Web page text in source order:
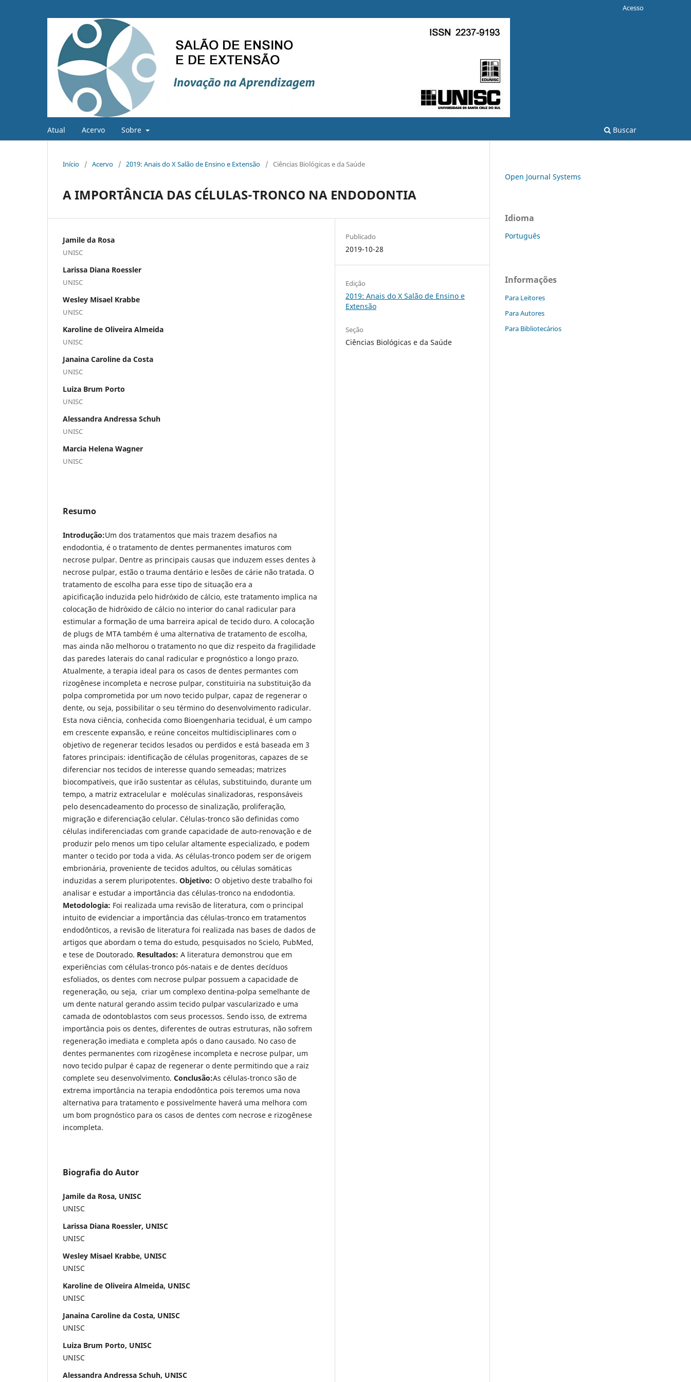
Atual Acervo Sobre Buscar
Acesso
Início / Acervo / 2019: Anais do X Salão de Ensino e Extensão / Ciências Biológicas e da Saúde
A IMPORTÂNCIA DAS CÉLULAS-TRONCO NA ENDODONTIA
Jamile da Rosa
UNISC
Larissa Diana Roessler
UNISC
Wesley Misael Krabbe
UNISC
Karoline de Oliveira Almeida
UNISC
Janaina Caroline da Costa
UNISC
Luiza Brum Porto
UNISC
Alessandra Andressa Schuh
UNISC
Marcia Helena Wagner
UNISC
Resumo
Introdução:Um dos tratamentos que mais trazem desafios na
endodontia, é o tratamento de dentes permanentes imaturos com
necrose pulpar. Dentre as principais causas que induzem esses dentes à
necrose pulpar, estão o trauma dentário e lesões de cárie não tratada. O
tratamento de escolha para esse tipo de situação era a
apicificação induzida pelo hidróxido de cálcio, este tratamento implica na
colocação de hidróxido de cálcio no interior do canal radicular para
estimular a formação de uma barreira apical de tecido duro. A colocação
de plugs de MTA também é uma alternativa de tratamento de escolha,
mas ainda não melhorou o tratamento no que diz respeito da fragilidade
das paredes laterais do canal radicular e prognóstico a longo prazo.
Atualmente, a terapia ideal para os casos de dentes permantes com
rizogênese incompleta e necrose pulpar, constituiria na substituição da
polpa comprometida por um novo tecido pulpar, capaz de regenerar o
dente, ou seja, possibilitar o seu término do desenvolvimento radicular.
Esta nova ciência, conhecida como Bioengenharia tecidual, é um campo
em crescente expansão, e reúne conceitos multidisciplinares com o
objetivo de regenerar tecidos lesados ou perdidos e está baseada em 3
fatores principais: identificação de células progenitoras, capazes de se
diferenciar nos tecidos de interesse quando semeadas; matrizes
biocompatíveis, que irão sustentar as células, substituindo, durante um
tempo, a matriz extracelular e moléculas sinalizadoras, responsáveis
pelo desencadeamento do processo de sinalização, proliferação,
migração e diferenciação celular. Células-tronco são definidas como
células indiferenciadas com grande capacidade de auto-renovação e de
produzir pelo menos um tipo celular altamente especializado, e podem
manter o tecido por toda a vida. As células-tronco podem ser de origem
embrionária, proveniente de tecidos adultos, ou células somáticas
induzidas a serem pluripotentes. Objetivo: O objetivo deste trabalho foi
analisar e estudar a importância das células-tronco na endodontia.
Metodologia: Foi realizada uma revisão de literatura, com o principal
intuito de evidenciar a importância das células-tronco em tratamentos
endodônticos, a revisão de literatura foi realizada nas bases de dados de
artigos que abordam o tema do estudo, pesquisados no Scielo, PubMed,
e tese de Doutorado. Resultados: A literatura demonstrou que em
experiências com células-tronco pós-natais e de dentes decíduos
esfoliados, os dentes com necrose pulpar possuem a capacidade de
regeneração, ou seja, criar um complexo dentina-polpa semelhante de
um dente natural gerando assim tecido pulpar vascularizado e uma
camada de odontoblastos com seus processos. Sendo isso, de extrema
importância pois os dentes, diferentes de outras estruturas, não sofrem
regeneração imediata e completa após o dano causado. No caso de
dentes permanentes com rizogênese incompleta e necrose pulpar, um
novo tecido pulpar é capaz de regenerar o dente permitindo que a raiz
complete seu desenvolvimento. Conclusão:As células-tronco são de
extrema importância na terapia endodôntica pois teremos uma nova
alternativa para tratamento e possivelmente haverá uma melhora com
um bom prognóstico para os casos de dentes com necrose e rizogênese
incompleta.
Biografia do Autor
Jamile da Rosa, UNISC
UNISC
Larissa Diana Roessler, UNISC
UNISC
Wesley Misael Krabbe, UNISC
UNISC
Karoline de Oliveira Almeida, UNISC
UNISC
Janaina Caroline da Costa, UNISC
UNISC
Luiza Brum Porto, UNISC
UNISC
Alessandra Andressa Schuh, UNISC
Publicado
2019-10-28
Edição
2019: Anais do X Salão de Ensino e
Extensão
Seção
Ciências Biológicas e da Saúde
Open Journal Systems
Idioma
Português
Informações
Para Leitores
Para Autores
Para Bibliotecários